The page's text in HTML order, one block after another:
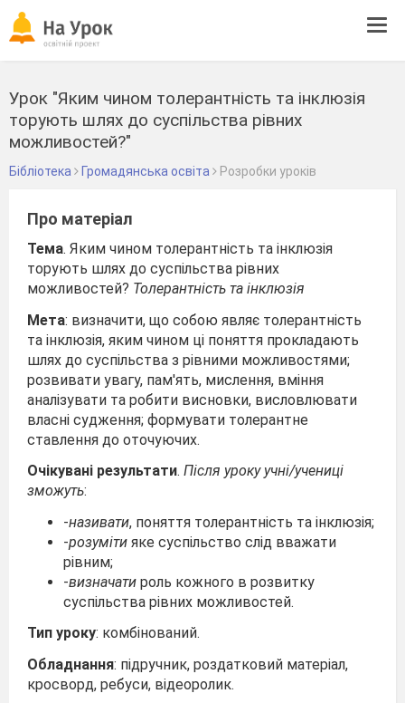
Урок "Яким чином толерантність та інклюзія
торують шлях до суспільства рівних
можливостей?"
Бібліотека Громадянська освіта Розробки уроків
Про матеріал
Тема. Яким чином толерантність та інклюзія
торують шлях до суспільства рівних
можливостей? Толерантність та інклюзія
Мета: визначити, що собою являє толерантність
та інклюзія, яким чином ці поняття прокладають
шлях до суспільства з рівними можливостями;
розвивати увагу, пам'ять, мислення, вміння
аналізувати та робити висновки, висловлювати
власні судження; формувати толерантне
ставлення до оточуючих.
Очікувані результати. Після уроку учні/учениці
зможуть:
-називати, поняття толерантність та інклюзія;
-розуміти яке суспільство слід вважати
рівним;
-визначати роль кожного в розвитку
суспільства рівних можливостей.
Тип уроку: комбінований.
Обладнання: підручник, роздатковий матеріал,
кросворд, ребуси, відеоролик.